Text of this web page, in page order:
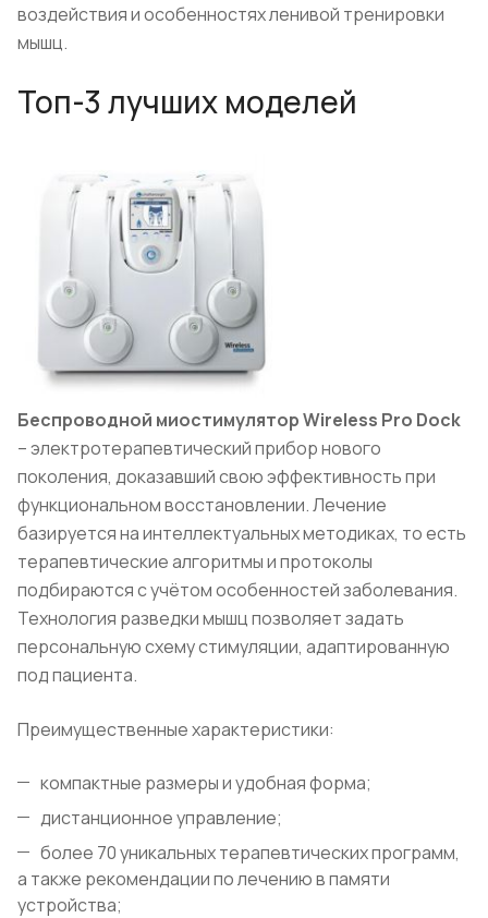
воздействия и особенностях ленивой тренировки
мышц.
Топ-3 лучших моделей
Беспроводной миостимулятор Wireless Pro Dock
– электротерапевтический прибор нового
поколения, доказавший свою эффективность при
функциональном восстановлении. Лечение
базируется на интеллектуальных методиках, то есть
терапевтические алгоритмы и протоколы
подбираются с учётом особенностей заболевания.
Технология разведки мышц позволяет задать
персональную схему стимуляции, адаптированную
под пациента.
Преимущественные характеристики:
компактные размеры и удобная форма;
дистанционное управление;
более 70 уникальных терапевтических программ,
а также рекомендации по лечению в памяти
устройства;